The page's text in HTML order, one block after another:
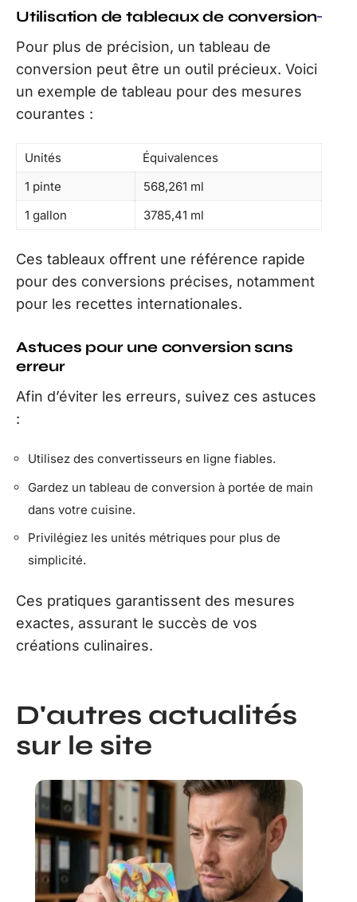
Utilisation de tableaux de conversion
Pour plus de précision, un tableau de
conversion peut être un outil précieux. Voici
un exemple de tableau pour des mesures
courantes :
Unités
Équivalences
1 pinte
568,261 ml
1 gallon
3785,41 ml
Ces tableaux offrent une référence rapide
pour des conversions précises, notamment
pour les recettes internationales.
Astuces pour une conversion sans
erreur
Afin d’éviter les erreurs, suivez ces astuces
:
Utilisez des convertisseurs en ligne fiables.
Gardez un tableau de conversion à portée de main
dans votre cuisine.
Privilégiez les unités métriques pour plus de
simplicité.
Ces pratiques garantissent des mesures
exactes, assurant le succès de vos
créations culinaires.
D'autres actualités
sur le site